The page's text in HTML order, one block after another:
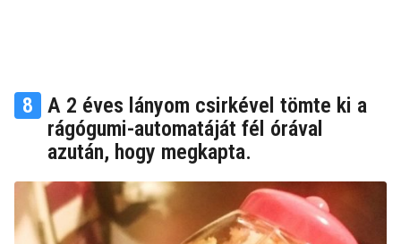
8 A 2 éves lányom csirkével tömte ki a
rágógumi-automatáját fél órával
azután, hogy megkapta.